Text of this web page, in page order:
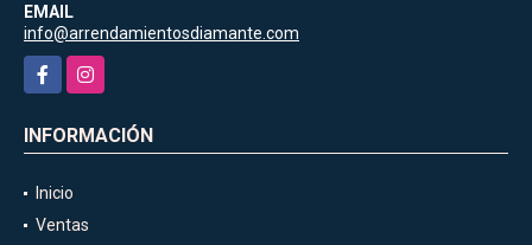
EMAIL
info@arrendamientosdiamante.com
FacebookInstagram
INFORMACIÓN
Inicio
Ventas